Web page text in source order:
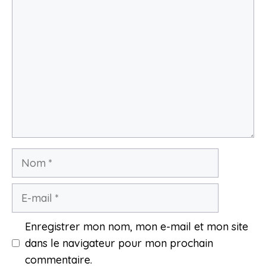
Nom
Enregistrer mon nom, mon e-mail et mon site
dans le navigateur pour mon prochain
commentaire.